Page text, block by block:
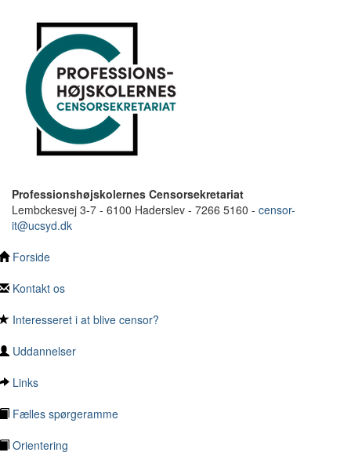
Professionshøjskolernes Censorsekretariat
Lembckesvej 3-7 - 6100 Haderslev - 7266 5160 - censor-
it@ucsyd.dk
Forside
Kontakt os
Interesseret i at blive censor?
Uddannelser
Links
Fælles spørgeramme
Orientering